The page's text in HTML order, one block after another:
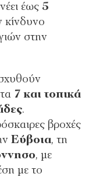
έως 5
κίνδυνο
στην
7 και τοπικά
.
βροχές
Εύβοια, τη
, με
με το